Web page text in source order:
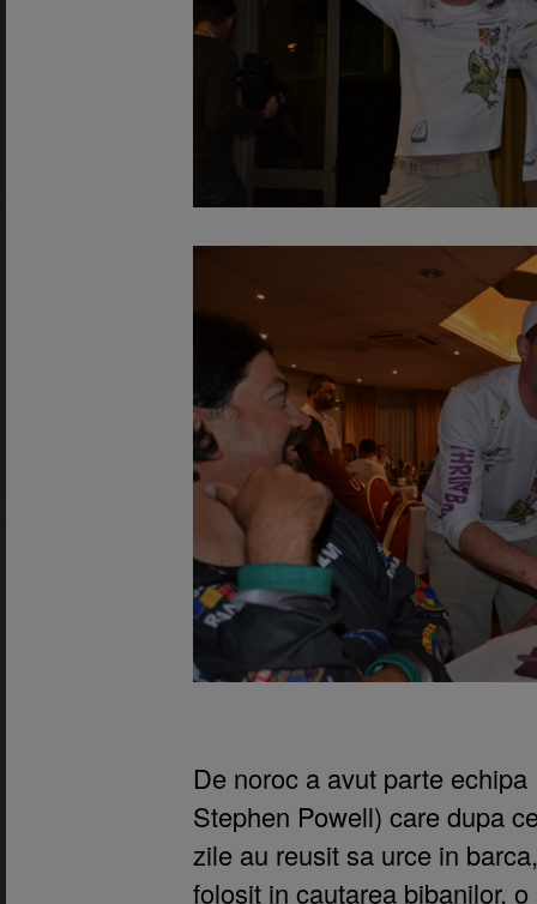
De noroc a avut parte
Stephen Powell) care dupa
zile au reusit sa urce in
folosit in cautarea bibanilor,